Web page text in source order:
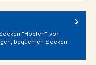
"Hopfen" von
bequemen Socken